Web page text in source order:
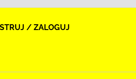
/ ZALOGUJ